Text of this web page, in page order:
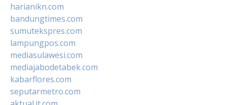
harianikn.com
bandungtimes.com
sumutekspres.com
lampungpos.com
mediasulawesi.com
mediajabodetabek.com
kabarflores.com
seputarmetro.com